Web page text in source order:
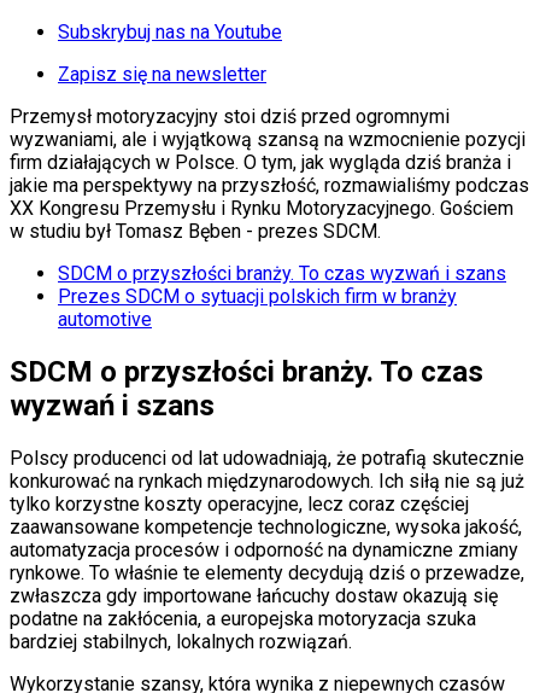
Auto
Aktualności
Auta ekologiczne
Automotive
Jednoślady
Drogi
Na wakacje
Paliwo
Porady
Premiery
Życie gwiazd
Aktualności
Plotki
Hity internetu
Edukacja
Aktualności
Kobieta
Aktualności
Moda
Uroda
Porady
Święta
Sport
Piłka nożna
Siatkówka
Subskrybuj nas na Youtube
Zapisz się na newsletter
Przemysł motoryzacyjny stoi dziś przed ogromnymi
wyzwaniami, ale i wyjątkową szansą na wzmocnienie pozycji
firm działających w Polsce. O tym, jak wygląda dziś branża i
jakie ma perspektywy na przyszłość, rozmawialiśmy podczas
XX Kongresu Przemysłu i Rynku Motoryzacyjnego. Gościem
w studiu był Tomasz Bęben - prezes SDCM.
SDCM o przyszłości branży. To czas wyzwań i szans
Prezes SDCM o sytuacji polskich firm w branży
automotive
SDCM o przyszłości branży. To czas
wyzwań i szans
Polscy producenci od lat udowadniają, że potrafią skutecznie
konkurować na rynkach międzynarodowych. Ich siłą nie są już
tylko korzystne koszty operacyjne, lecz coraz częściej
zaawansowane kompetencje technologiczne, wysoka jakość,
automatyzacja procesów i odporność na dynamiczne zmiany
rynkowe. To właśnie te elementy decydują dziś o przewadze,
zwłaszcza gdy importowane łańcuchy dostaw okazują się
podatne na zakłócenia, a europejska motoryzacja szuka
bardziej stabilnych, lokalnych rozwiązań.
Wykorzystanie szansy, która wynika z niepewnych czasów